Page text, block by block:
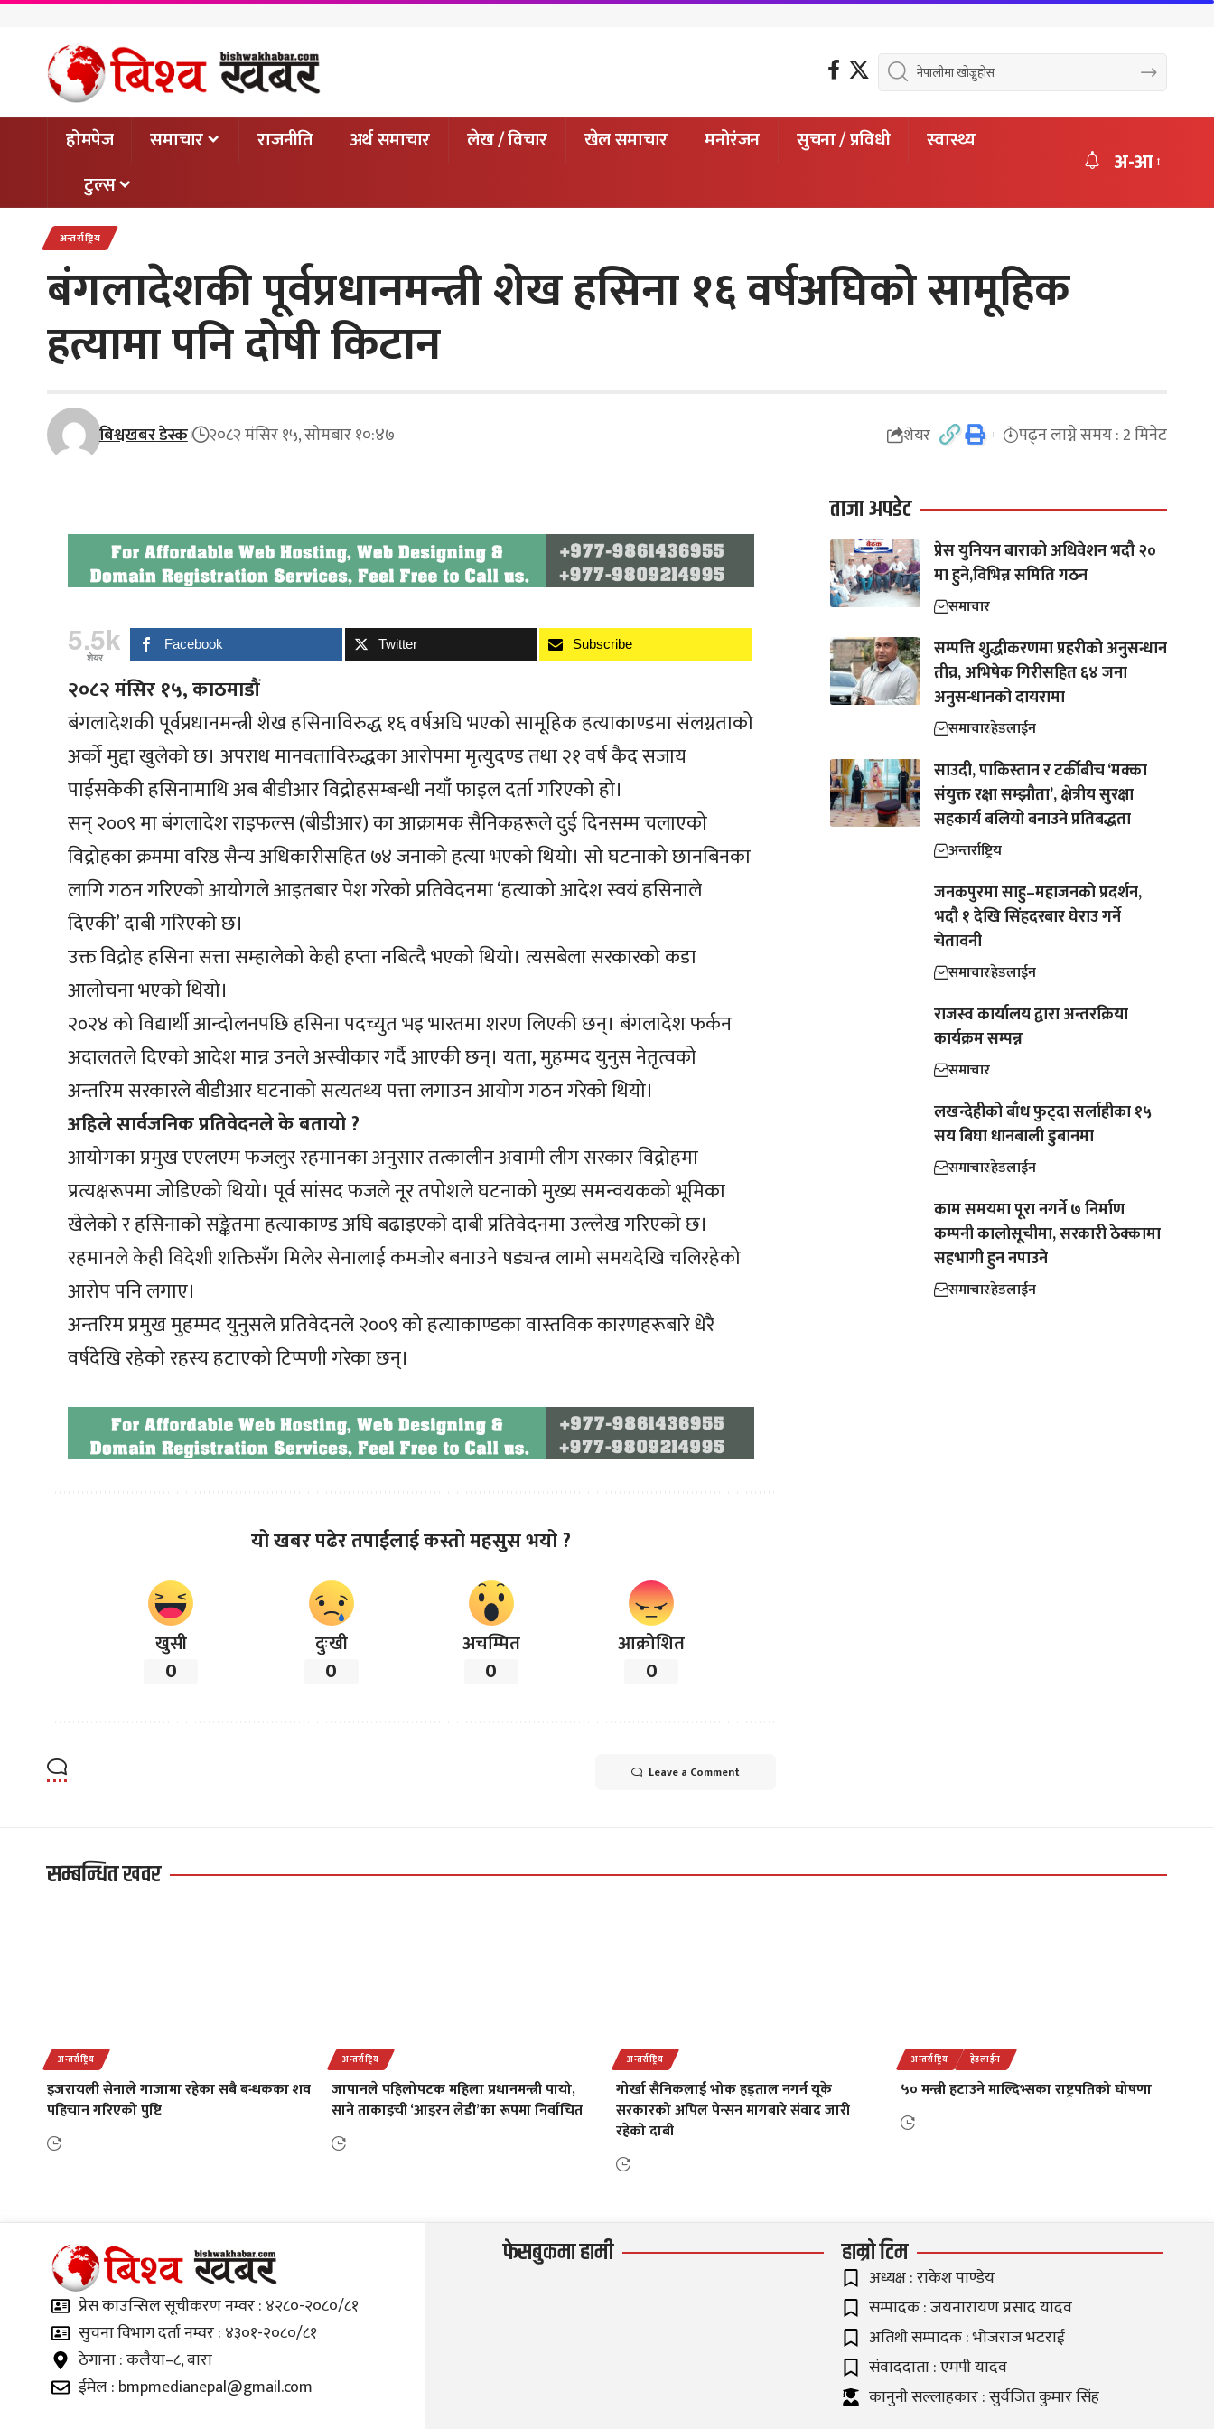
होमपेज समाचार राजनीति अर्थ समाचार लेख / विचार खेल समाचार मनोरंजन सुचना / प्रविधी
स्वास्थ्य
टुल्स
अ-आ
अन्तर्राष्ट्रिय
बंगलादेशकी पूर्वप्रधानमन्त्री शेख हसिना १६ वर्षअघिको सामूहिक
हत्यामा पनि दोषी किटान
बिश्वखबर डेस्क २०८२ मंसिर १५, सोमबार १०:४७ शेयर पढ्न लाग्ने समय : 2 मिनेट
5.5k
शेयर
Facebook Twitter Subscribe
२०८२ मंसिर १५, काठमाडौं
बंगलादेशकी पूर्वप्रधानमन्त्री शेख हसिनाविरुद्ध १६ वर्षअघि भएको सामूहिक हत्याकाण्डमा संलग्नताको
अर्को मुद्दा खुलेको छ। अपराध मानवताविरुद्धका आरोपमा मृत्युदण्ड तथा २१ वर्ष कैद सजाय
पाईसकेकी हसिनामाथि अब बीडीआर विद्रोहसम्बन्धी नयाँ फाइल दर्ता गरिएको हो।
सन् २००९ मा बंगलादेश राइफल्स (बीडीआर) का आक्रामक सैनिकहरूले दुई दिनसम्म चलाएको
विद्रोहका क्रममा वरिष्ठ सैन्य अधिकारीसहित ७४ जनाको हत्या भएको थियो। सो घटनाको छानबिनका
लागि गठन गरिएको आयोगले आइतबार पेश गरेको प्रतिवेदनमा ‘हत्याको आदेश स्वयं हसिनाले
दिएकी’ दाबी गरिएको छ।
उक्त विद्रोह हसिना सत्ता सम्हालेको केही हप्ता नबित्दै भएको थियो। त्यसबेला सरकारको कडा
आलोचना भएको थियो।
२०२४ को विद्यार्थी आन्दोलनपछि हसिना पदच्युत भइ भारतमा शरण लिएकी छन्। बंगलादेश फर्कन
अदालतले दिएको आदेश मान्न उनले अस्वीकार गर्दै आएकी छन्। यता, मुहम्मद युनुस नेतृत्वको
अन्तरिम सरकारले बीडीआर घटनाको सत्यतथ्य पत्ता लगाउन आयोग गठन गरेको थियो।
अहिले सार्वजनिक प्रतिवेदनले के बतायो ?
आयोगका प्रमुख एएलएम फजलुर रहमानका अनुसार तत्कालीन अवामी लीग सरकार विद्रोहमा
प्रत्यक्षरूपमा जोडिएको थियो। पूर्व सांसद फजले नूर तपोशले घटनाको मुख्य समन्वयकको भूमिका
खेलेको र हसिनाको सङ्केतमा हत्याकाण्ड अघि बढाइएको दाबी प्रतिवेदनमा उल्लेख गरिएको छ।
रहमानले केही विदेशी शक्तिसँग मिलेर सेनालाई कमजोर बनाउने षड्यन्त्र लामो समयदेखि चलिरहेको
आरोप पनि लगाए।
अन्तरिम प्रमुख मुहम्मद युनुसले प्रतिवेदनले २००९ को हत्याकाण्डका वास्तविक कारणहरूबारे धेरै
वर्षदेखि रहेको रहस्य हटाएको टिप्पणी गरेका छन्।
यो खबर पढेर तपाईलाई कस्तो महसुस भयो ?
खुसी
0
दुःखी
0
अचम्मित
0
आक्रोशित
0
Leave a Comment
ताजा अपडेट
प्रेस युनियन बाराको अधिवेशन भदौ २०
मा हुने,विभिन्न समिति गठन
समाचार
सम्पत्ति शुद्धीकरणमा प्रहरीको अनुसन्धान
तीव्र, अभिषेक गिरीसहित ६४ जना
अनुसन्धानको दायरामा
समाचारहेडलाईन
साउदी, पाकिस्तान र टर्कीबीच ‘मक्का
संयुक्त रक्षा सम्झौता’, क्षेत्रीय सुरक्षा
सहकार्य बलियो बनाउने प्रतिबद्धता
अन्तर्राष्ट्रिय
जनकपुरमा साहु–महाजनको प्रदर्शन,
भदौ १ देखि सिंहदरबार घेराउ गर्ने
चेतावनी
समाचारहेडलाईन
राजस्व कार्यालय द्वारा अन्तरक्रिया
कार्यक्रम सम्पन्न
समाचार
लखन्देहीको बाँध फुट्दा सर्लाहीका १५
सय बिघा धानबाली डुबानमा
समाचारहेडलाईन
काम समयमा पूरा नगर्ने ७ निर्माण
कम्पनी कालोसूचीमा, सरकारी ठेक्कामा
सहभागी हुन नपाउने
समाचारहेडलाईन
सम्बन्धित खवर
अन्तर्राष्ट्रिय
इजरायली सेनाले गाजामा रहेका सबै बन्धकका शव
पहिचान गरिएको पुष्टि
अन्तर्राष्ट्रिय
जापानले पहिलोपटक महिला प्रधानमन्त्री पायो,
साने ताकाइची ‘आइरन लेडी’का रूपमा निर्वाचित
अन्तर्राष्ट्रिय
गोर्खा सैनिकलाई भोक हड्ताल नगर्न यूके
सरकारको अपिल पेन्सन मागबारे संवाद जारी
रहेको दाबी
अन्तर्राष्ट्रिय हेडलाईन
५० मन्त्री हटाउने माल्दिभ्सका राष्ट्रपतिको घोषणा
प्रेस काउन्सिल सूचीकरण नम्वर : ४२८०-२०८०/८१
सुचना विभाग दर्ता नम्वर : ४३०१-२०८०/८१
ठेगाना : कलैया–८, बारा
ईमेल : bmpmedianepal@gmail.com
फेसबुकमा हामी हाम्रो टिम
अध्यक्ष : राकेश पाण्डेय
सम्पादक : जयनारायण प्रसाद यादव
अतिथी सम्पादक : भोजराज भटराई
संवाददाता : एमपी यादव
कानुनी सल्लाहकार : सुर्यजित कुमार सिंह